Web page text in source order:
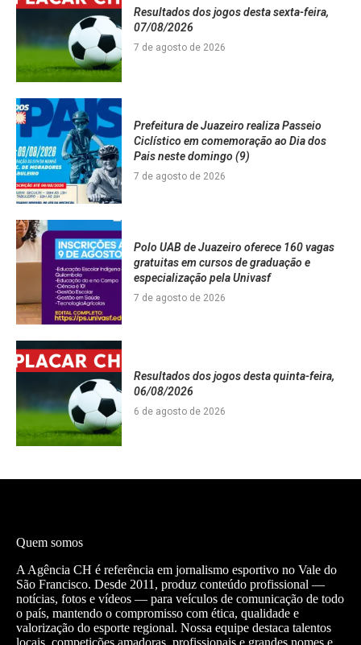
Resultados dos jogos desta sexta-feira,
07/08/2026
7 de agosto de 2026
Prefeitura de Juazeiro realiza Passeio
Ciclístico em comemoração ao Dia dos
Pais neste domingo (9)
7 de agosto de 2026
Polo UAB de Juazeiro oferece 160 vagas
gratuitas em cursos de graduação e
especialização pela Univasf
7 de agosto de 2026
Resultados dos jogos desta quinta-feira,
06/08/2026
6 de agosto de 2026
Quem somos
A Agência CH é referência em jornalismo esportivo no Vale do
São Francisco. Desde 2011, produz conteúdo profissional —
notícias, fotos e vídeos — para veículos de comunicação de todo
o país, mantendo o compromisso com ética, qualidade e
valorização do esporte regional. Nossa equipe destaca talentos
locais, competições amadoras, profissionais e grandes nomes e